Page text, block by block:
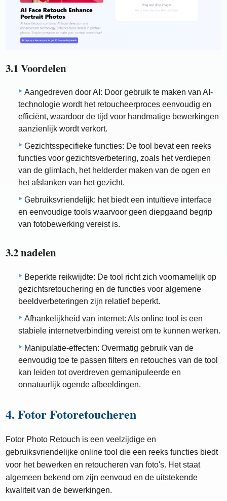
3.1 Voordelen
Aangedreven door AI: Door gebruik te maken van AI-
technologie wordt het retoucheerproces eenvoudig en
efficiënt, waardoor de tijd voor handmatige bewerkingen
aanzienlijk wordt verkort.
Gezichtsspecifieke functies: De tool bevat een reeks
functies voor gezichtsverbetering, zoals het verdiepen
van de glimlach, het helderder maken van de ogen en
het afslanken van het gezicht.
Gebruiksvriendelijk: het biedt een intuïtieve interface
en eenvoudige tools waarvoor geen diepgaand begrip
van fotobewerking vereist is.
3.2 nadelen
Beperkte reikwijdte: De tool richt zich voornamelijk op
gezichtsretouchering en de functies voor algemene
beeldverbeteringen zijn relatief beperkt.
Afhankelijkheid van internet: Als online tool is een
stabiele internetverbinding vereist om te kunnen werken.
Manipulatie-effecten: Overmatig gebruik van de
eenvoudig toe te passen filters en retouches van de tool
kan leiden tot overdreven gemanipuleerde en
onnatuurlijk ogende afbeeldingen.
4. Fotor Fotoretoucheren
Fotor Photo Retouch is een veelzijdige en
gebruiksvriendelijke online tool die een reeks functies biedt
voor het bewerken en retoucheren van foto's. Het staat
algemeen bekend om zijn eenvoud en de uitstekende
kwaliteit van de bewerkingen.